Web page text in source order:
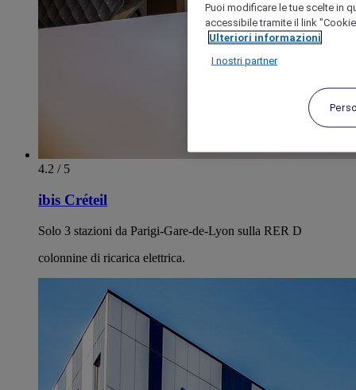
4.2 / 5
ibis Créteil
Solo 3 stazioni da Parigi-Gare-de-Lyon sulla RER D
colonnine di ricarica elettrica.
Puoi modificare le tue scelte in
accessibile tramite il link
Ulteriori informazioni
I nostri partner